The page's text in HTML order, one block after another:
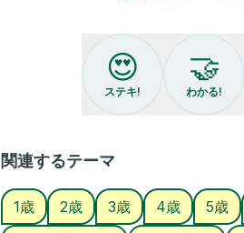
質問や感想、子育てについてなどDMお待
#幼児食 #給食レシピ #食べムラ #偏
子どものバレンタイン #バレンタイン
😍
ステキ!
🤝
わかる!
関連するテーマ
1歳 2歳 3歳 4歳 5歳